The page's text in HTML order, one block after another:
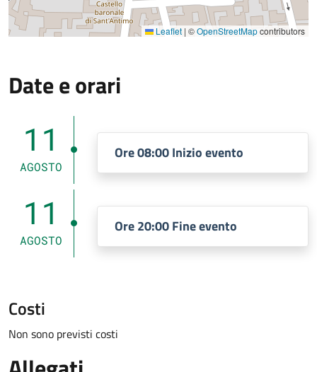
Leaflet | ©OpenStreetMapcontributors
Date e orari
11
AGOSTO
Ore 08:00 Inizio evento
11
AGOSTO
Ore 20:00 Fine evento
Costi
Non sono previsti costi